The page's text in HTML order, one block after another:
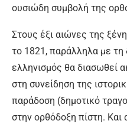
ουσιώδη συμβολή της
Στους έξι αιώνες της
το 1821, παράλληλα με τη
ελληνισμός θα διασωθεί
στη συνείδηση της
παράδοση (δημοτικό
στην ορθόδοξη πίστη. Και